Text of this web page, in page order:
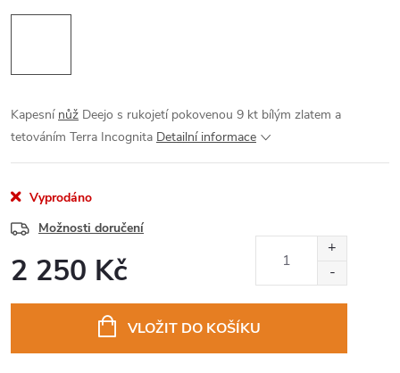
Kapesní nůž Deejo s rukojetí pokovenou 9 kt bílým zlatem a
tetováním Terra Incognita Detailní informace
Vyprodáno
Možnosti doručení
2 250 Kč
VLOŽIT DO KOŠÍKU